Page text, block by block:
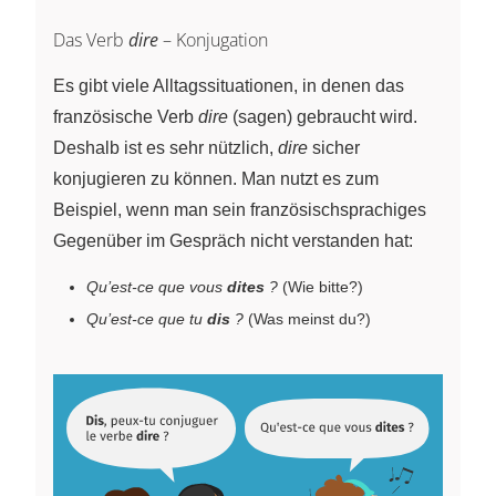
Das Verb dire– Konjugation
Es gibt viele Alltagssituationen, in denen das
französische Verb dire (sagen) gebraucht wird.
Deshalb ist es sehr nützlich, dire sicher
konjugieren zu können. Man nutzt es zum
Beispiel, wenn man sein französischsprachiges
Gegenüber im Gespräch nicht verstanden hat:
Qu’est-ce que vous dites ? (Wie bitte?)
Qu’est-ce que tu dis ? (Was meinst du?)